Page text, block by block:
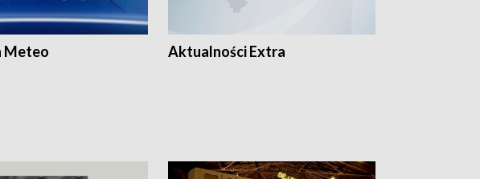
Meteo Aktualności Extra